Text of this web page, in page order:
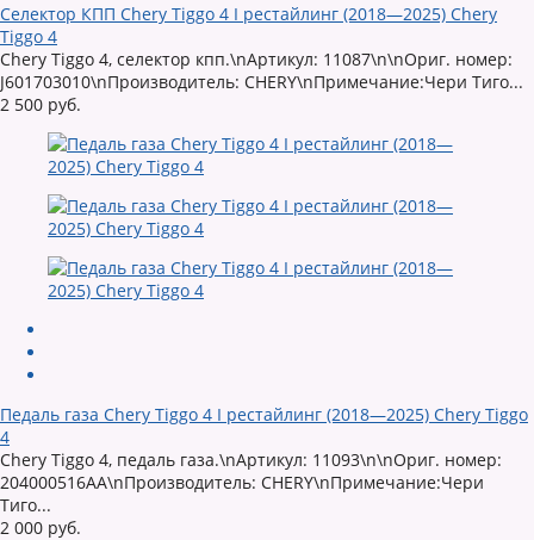
Селектор КПП Chery Tiggo 4 I рестайлинг (2018—2025) Chery
Tiggo 4
Chery Tiggo 4, селектор кпп.\nАртикул: 11087\n\nОриг. номер:
J601703010\nПроизводитель: CHERY\nПримечание:Чери Тиго...
2 500 руб.
Педаль газа Chery Tiggo 4 I рестайлинг (2018—2025) Chery Tiggo
4
Chery Tiggo 4, педаль газа.\nАртикул: 11093\n\nОриг. номер:
204000516AA\nПроизводитель: CHERY\nПримечание:Чери
Тиго...
2 000 руб.